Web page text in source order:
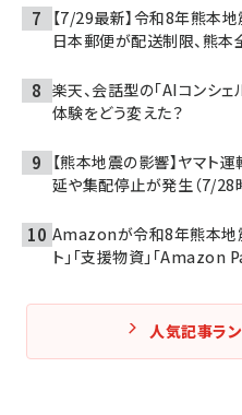
【7/29最新】令和8年熊本地
日本郵便が配送制限、熊
楽天、会話型の「AIコンシ
体験をどう変えた？
【熊本地震の影響】ヤマト
延や集配停止が発生（7/28
Amazonが令和8年熊本地
ト」「支援物資」「Amazon
人気記事ラ